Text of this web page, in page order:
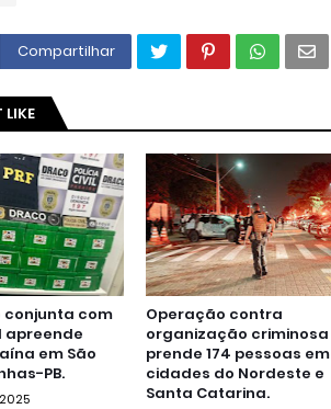
Compartilhar
LIKE
conjunta com
apreende
em São
PB.
Operação contra
organização criminosa
prende 174 pessoas em
cidades do Nordeste e
Santa Catarina.